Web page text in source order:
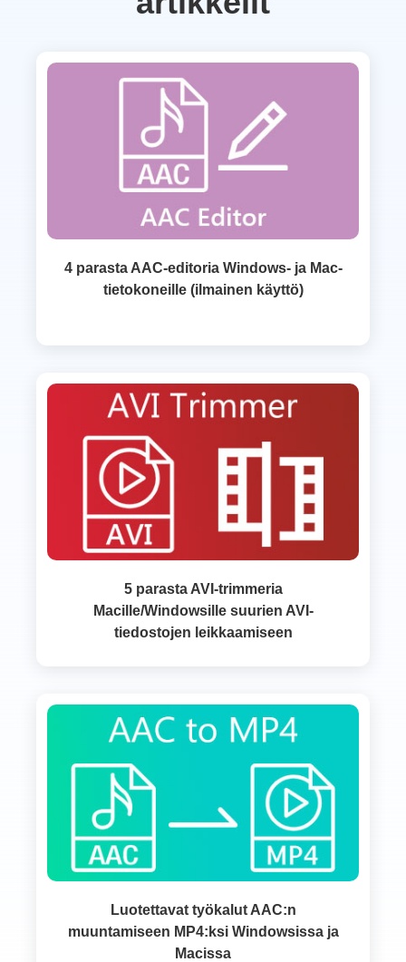
4 parasta AAC-editoria Windows- ja Mac-
tietokoneille (ilmainen käyttö)
5 parasta AVI-trimmeria
Macille/Windowsille suurien AVI-
tiedostojen leikkaamiseen
Luotettavat työkalut AAC:n
muuntamiseen MP4:ksi Windowsissa ja
Macissa